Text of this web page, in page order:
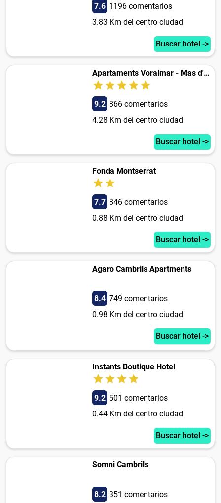
7.6 1196 comentarios
3.83 Km del centro ciudad
Buscar hotel ->
Apartaments Voralmar - Mas d'en Gran
9.2 866 comentarios
4.28 Km del centro ciudad
Buscar hotel ->
Fonda Montserrat
7.7 846 comentarios
0.88 Km del centro ciudad
Buscar hotel ->
Agaro Cambrils Apartments
8.4 749 comentarios
0.98 Km del centro ciudad
Buscar hotel ->
Instants Boutique Hotel
9.2 501 comentarios
0.44 Km del centro ciudad
Buscar hotel ->
Somni Cambrils
8.2 351 comentarios